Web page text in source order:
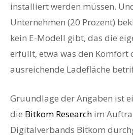
installiert werden müssen.
Unternehmen (20 Prozent)
kein E-Modell gibt, das die
erfüllt, etwa was den Komfort
ausreichende Ladefläche
Gruundlage der Angaben ist
die Bitkom Research im
Digitalverbands Bitkom